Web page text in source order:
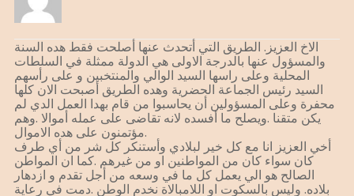
الاخ العزيز. الطريق التي أتحدث عنها أصلحت فقط هده السنة
والمسؤول عنها بالدرجة الاولى هي الدولة ممثلة في السلطات
المحلية وعلى راسها السيد الوالي والمنتخبين و على رأسهم
السيد رئيس الجماعة الحضرية وهده الطريق أصبحت الان كلها
محفرة وعلى المسؤولين أن يحاسبوا من قام بهدا العمل الدي لم
يكن متقنا .ويصلح ما أفسده لانه تقاضى على عمله أموالا .وهم
مؤتمنون على هده الاموال.
أخي العزيز انا مع كل خير لبلادي وأستنكر كل شر من أي طرف
كان سواء كان من المواطنين او من غيرهم .كما ان المواطن
الصالح هو الي يعمل كل ما في وسعه من أجل تقدم و ازدهار
بلاده. وليس بالسكوت او اللامبالاة نخدم الوطن .دمت في رعاية